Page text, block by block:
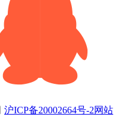
沪ICP备20002664号-2网站